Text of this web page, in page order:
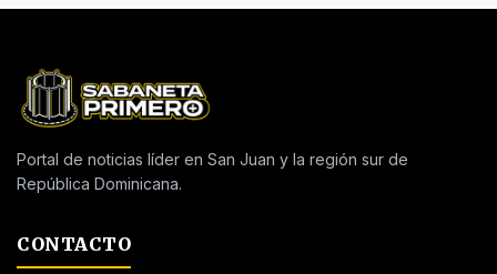
Portal de noticias líder en San Juan y la región sur de
República Dominicana.
CONTACTO